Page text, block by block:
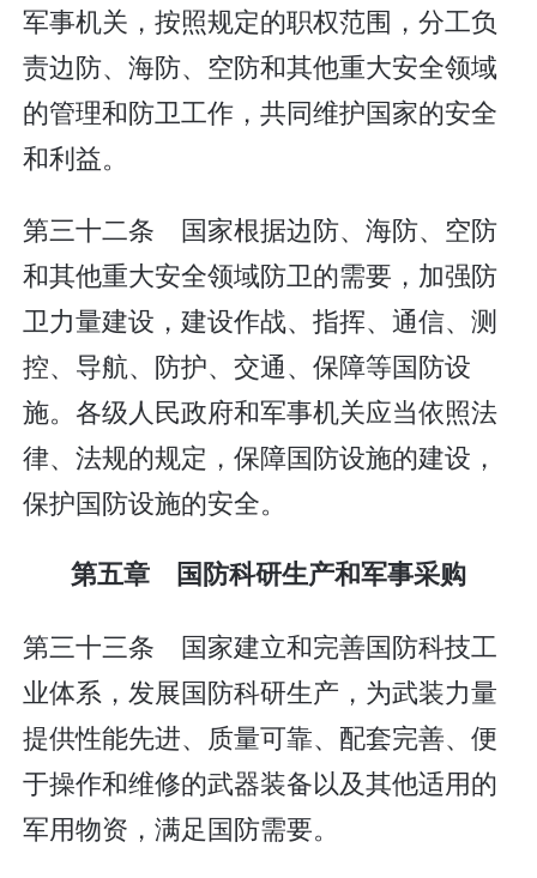
军事机关，按照规定的职权范围，分工负
责边防、海防、空防和其他重大安全领域
的管理和防卫工作，共同维护国家的安全
和利益。
第三十二条 国家根据边防、海防、空防
和其他重大安全领域防卫的需要，加强防
卫力量建设，建设作战、指挥、通信、测
控、导航、防护、交通、保障等国防设
施。各级人民政府和军事机关应当依照法
律、法规的规定，保障国防设施的建设，
保护国防设施的安全。
第五章 国防科研生产和军事采购
第三十三条 国家建立和完善国防科技工
业体系，发展国防科研生产，为武装力量
提供性能先进、质量可靠、配套完善、便
于操作和维修的武器装备以及其他适用的
军用物资，满足国防需要。